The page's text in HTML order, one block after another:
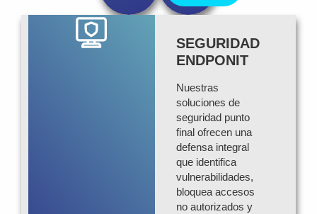
SEGURIDAD
ENDPONIT
Nuestras
soluciones de
seguridad punto
final ofrecen una
defensa integral
que identifica
vulnerabilidades,
bloquea accesos
no autorizados y